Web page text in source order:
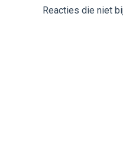
Reacties die niet